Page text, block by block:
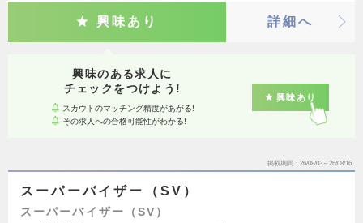
興味あり 詳細へ
興味のある求人に
チェックをつけよう!
スカウトのマッチング精度があがる!
その求人への合格可能性がわかる!
興味あり
掲載期間 26/08/03～26/08/16
スーパーバイザー（SV）
スーパーバイザー（SV）